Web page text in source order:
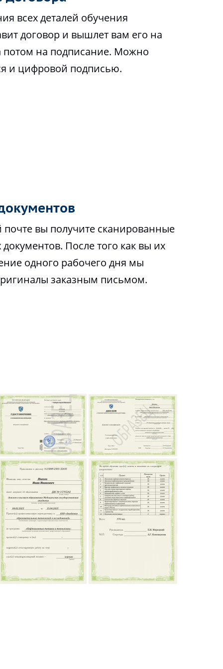
всех деталей обучения
договор и вышлет вам его на
потом на подписание. Можно
и цифровой подписью.
почте вы получите сканированные
После того как вы их
одного рабочего дня мы
заказным письмом.